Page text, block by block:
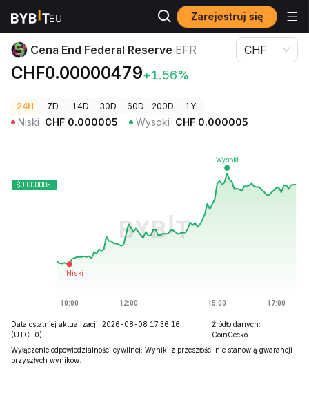
Zarejestruj się
Ceny kryptowalut Cena End Federal Reserve EFR
Cena End Federal Reserve EFR
CHF0.00000479+1.56%
CHF
24H 7D 14D 30D 60D 200D 1Y
Niski CHF 0.000005 Wysoki CHF 0.000005
Data ostatniej aktualizacji: 2026-08-08 17:36:16
(UTC+0)
Źródło danych:
CoinGecko
Wyłączenie odpowiedzialności cywilnej: Wyniki z przeszłości nie stanowią gwarancji
przyszłych wyników.